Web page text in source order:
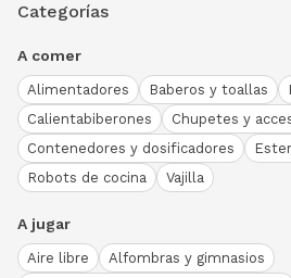
Categorías
A comer
Alimentadores Baberos y toallas
Calientabiberones
Chupetes y
Contenedores y dosificadores
Robots de cocina
Vajilla
A jugar
Aire libre
Alfombras y gimnasios